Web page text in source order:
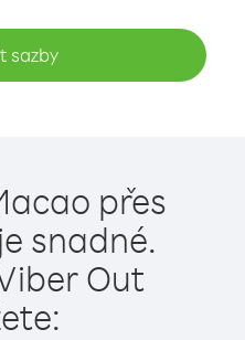
sazby
přes
snadné.
Out